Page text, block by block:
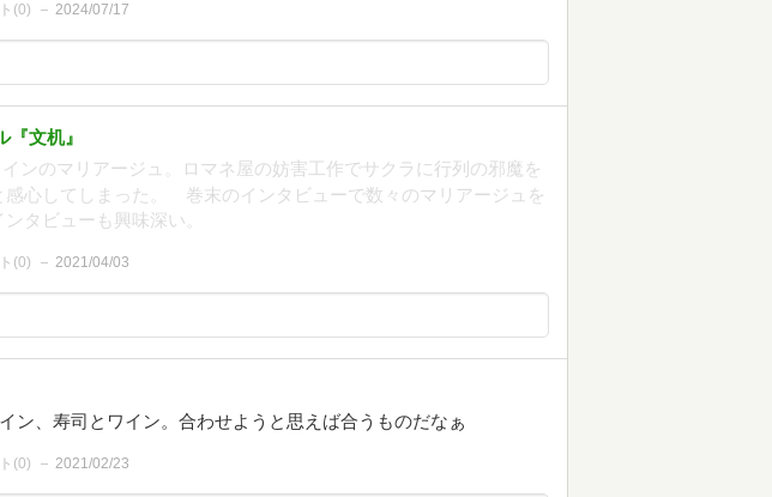
(0) 2024/07/17
文机』
インのマリアージュ。ロマネ屋の妨害工作でサクラに行列の邪魔を
感心してしまった。 巻末のインタビューで数々のマリアージュを
タビューも興味深い。
(0) 2021/04/03
ン、寿司とワイン。合わせようと思えば合うものだなぁ
(0) 2021/02/23